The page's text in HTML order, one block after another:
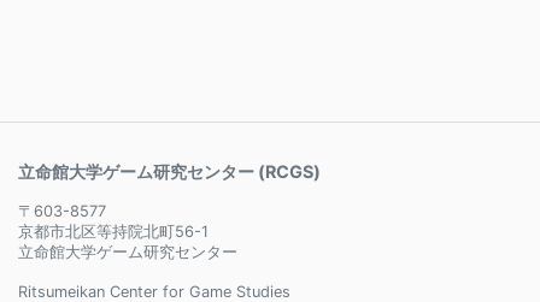
立命館大学ゲーム研究センター (RCGS)
〒603-8577
京都市北区等持院北町56-1
立命館大学ゲーム研究センター
Ritsumeikan Center for Game Studies